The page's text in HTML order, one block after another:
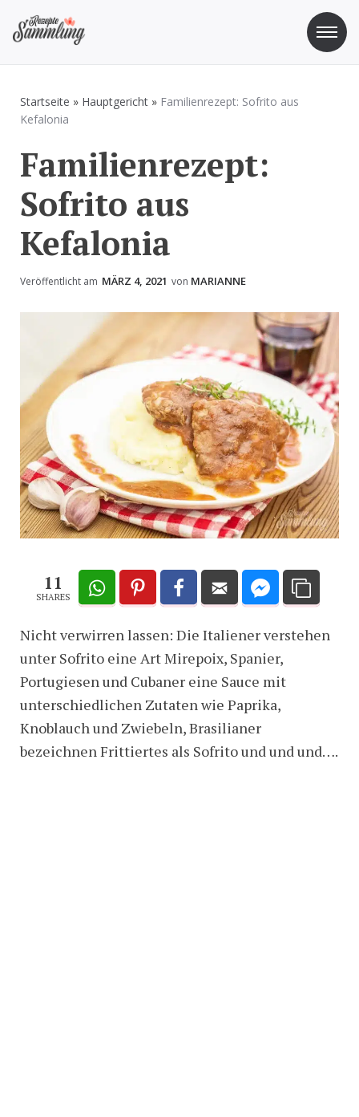
Inhalt
Startseite » Hauptgericht » Familienrezept: Sofrito aus
Kefalonia
Familienrezept:
Sofrito aus
Kefalonia
Veröffentlicht am MÄRZ 4, 2021 von MARIANNE
11
SHARES
Nicht verwirren lassen: Die Italiener verstehen
unter Sofrito eine Art Mirepoix, Spanier,
Portugiesen und Cubaner eine Sauce mit
unterschiedlichen Zutaten wie Paprika,
Knoblauch und Zwiebeln, Brasilianer
bezeichnen Frittiertes als Sofrito und und und….